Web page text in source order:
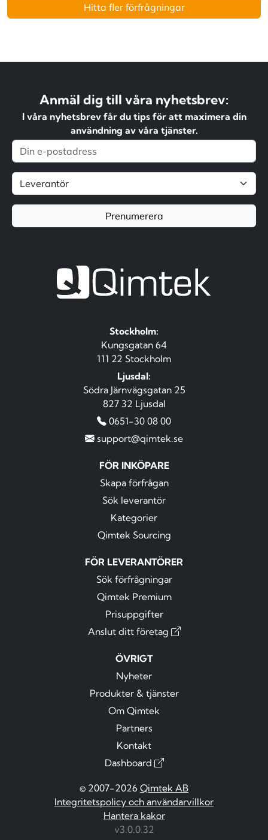
Hitta fler förfrågningar
Anmäl dig till våra nyhetsbrev:
I våra nyhetsbrev får du tips för att maximera din
användning av våra tjänster.
Prenumerera
Stockholm:
Kungsgatan 64
111 22 Stockholm
Ljusdal:
Södra Järnvägsgatan 25
827 32 Ljusdal
0651-30 08 00
support@qimtek.se
FÖR INKÖPARE
Skapa förfrågan
Sök leverantör
Kategorier
Qimtek Sourcing
FÖR LEVERANTÖRER
Sök förfrågningar
Qimtek Premium
Prisuppgifter
Anslut ditt företag
ÖVRIGT
Nyheter
Produkter & tjänster
Om Qimtek
Partners
Kontakt
Dashboard
© 2007-2026 Qimtek AB
Integritetspolicy och användarvillkor
Hantera kakor
v3.0.0.32